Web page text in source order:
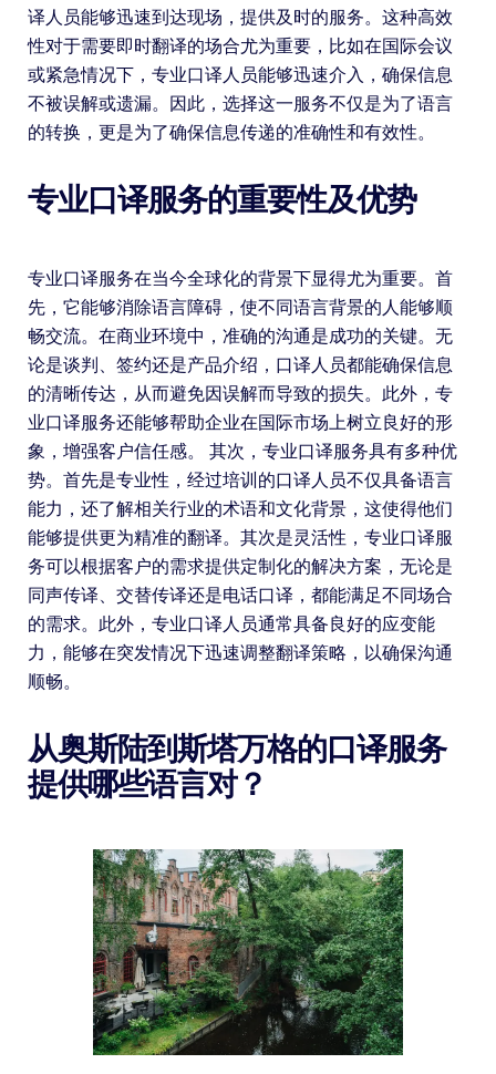
译人员能够迅速到达现场，提供及时的服务。这种高效
性对于需要即时翻译的场合尤为重要，比如在国际会议
或紧急情况下，专业口译人员能够迅速介入，确保信息
不被误解或遗漏。因此，选择这一服务不仅是为了语言
的转换，更是为了确保信息传递的准确性和有效性。
专业口译服务的重要性及优势
专业口译服务在当今全球化的背景下显得尤为重要。首
先，它能够消除语言障碍，使不同语言背景的人能够顺
畅交流。在商业环境中，准确的沟通是成功的关键。无
论是谈判、签约还是产品介绍，口译人员都能确保信息
的清晰传达，从而避免因误解而导致的损失。此外，专
业口译服务还能够帮助企业在国际市场上树立良好的形
象，增强客户信任感。 其次，专业口译服务具有多种优
势。首先是专业性，经过培训的口译人员不仅具备语言
能力，还了解相关行业的术语和文化背景，这使得他们
能够提供更为精准的翻译。其次是灵活性，专业口译服
务可以根据客户的需求提供定制化的解决方案，无论是
同声传译、交替传译还是电话口译，都能满足不同场合
的需求。此外，专业口译人员通常具备良好的应变能
力，能够在突发情况下迅速调整翻译策略，以确保沟通
顺畅。
从奥斯陆到斯塔万格的口译服务
提供哪些语言对？